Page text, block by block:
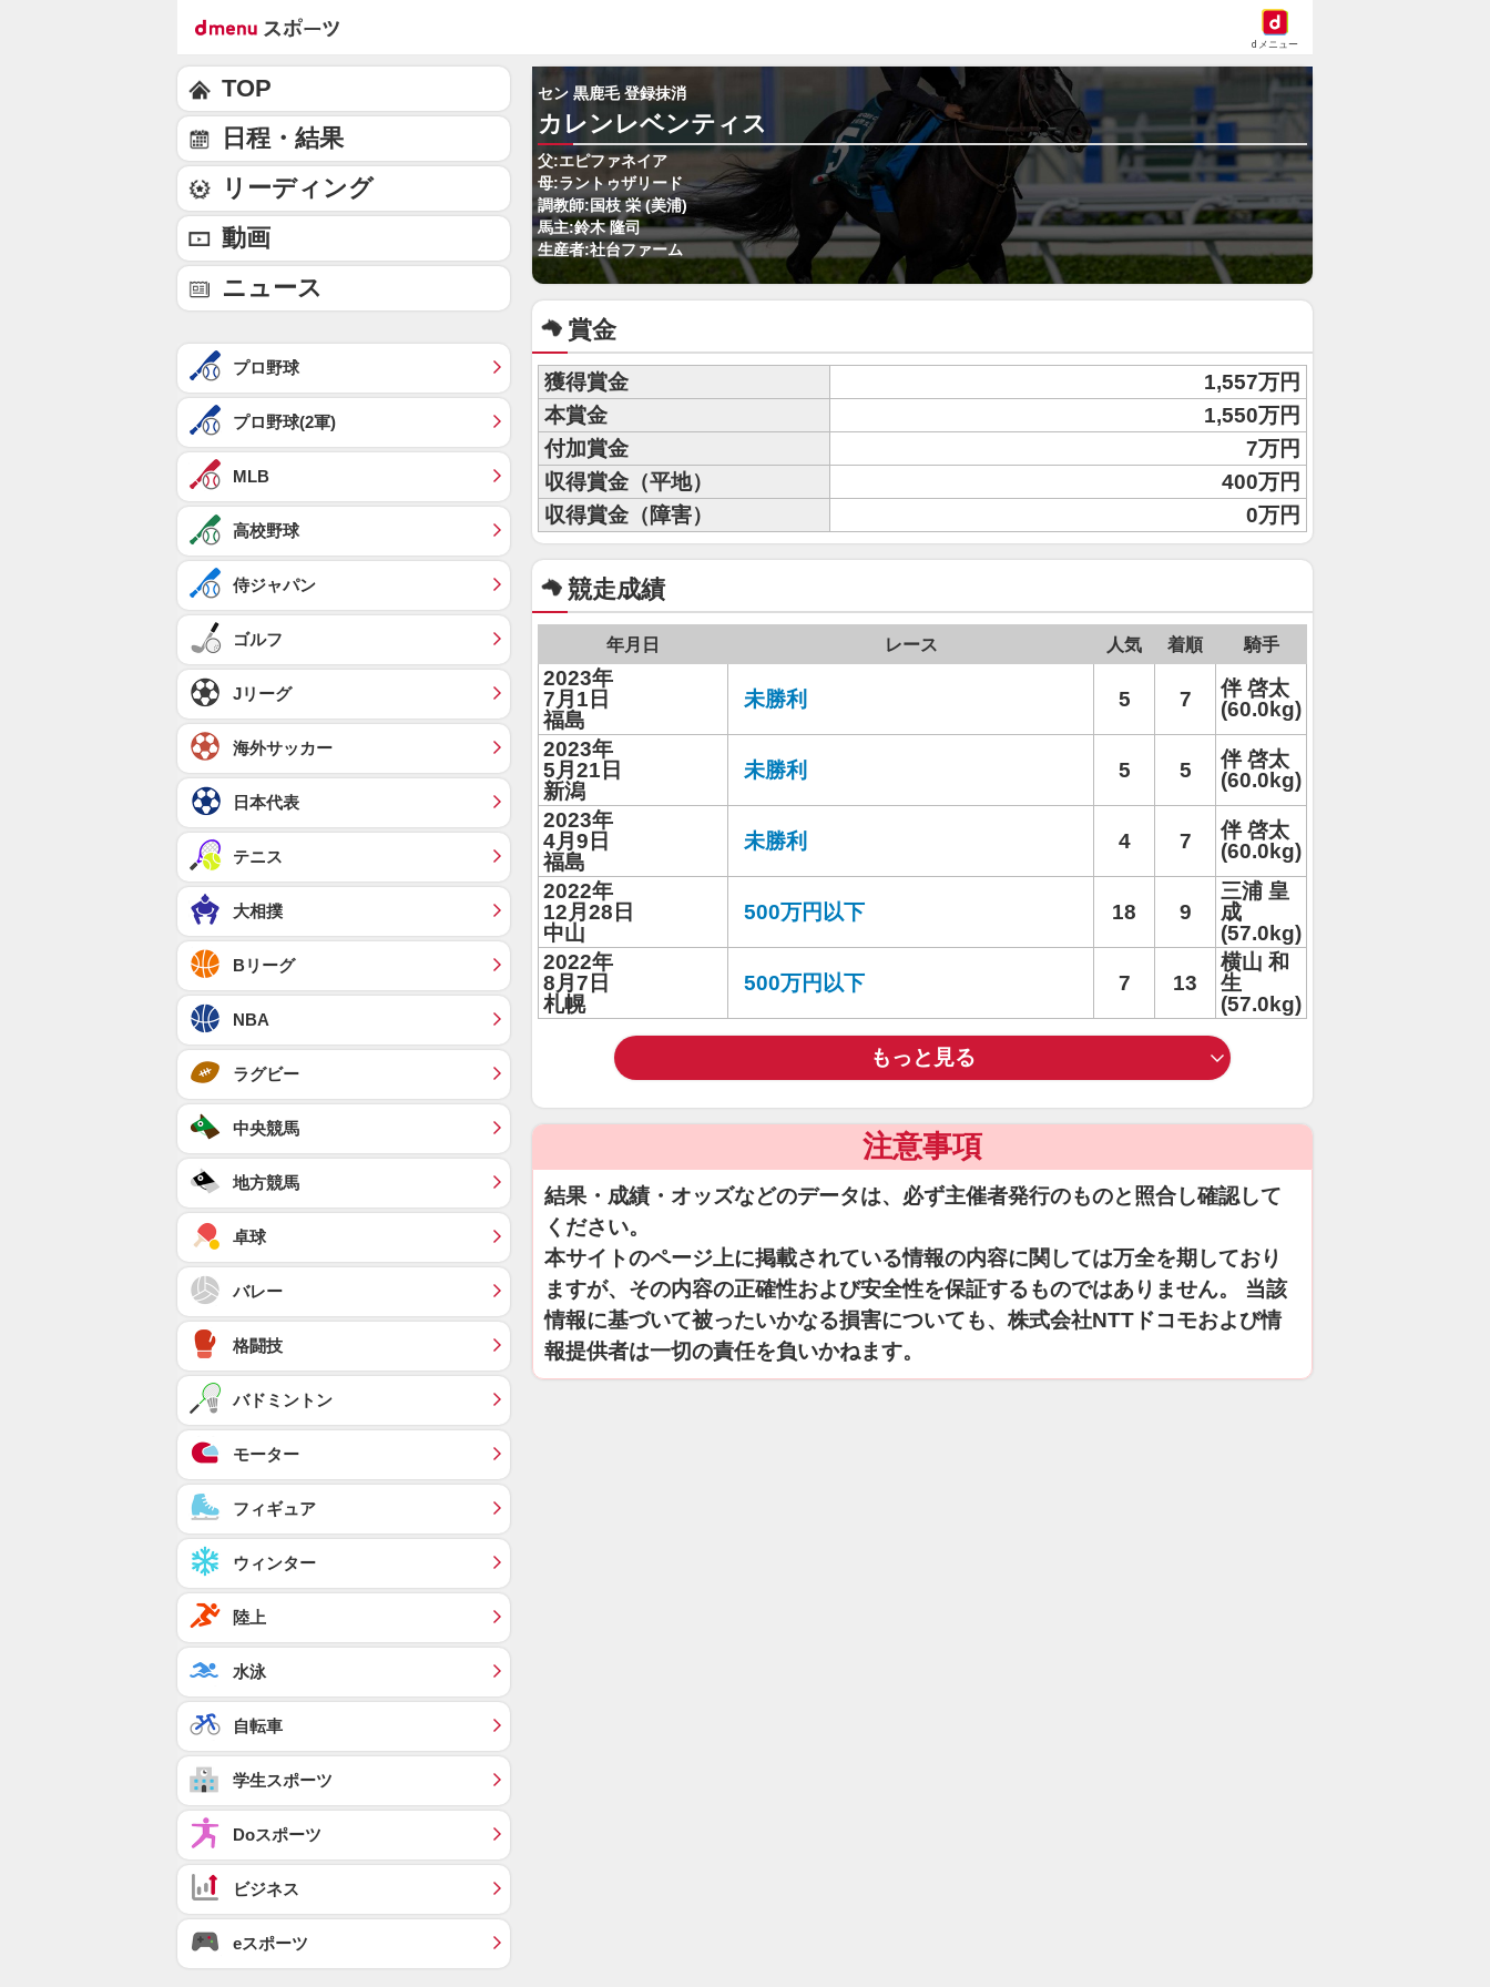
dメニュー
セン 黒鹿毛 登録抹消
カレンレベンティス
父:エピファネイア
母:ラントゥザリード
調教師:国枝 栄 (美浦)
馬主:鈴木 隆司
生産者:社台ファーム
賞金
獲得賞金
1,557万円
本賞金
1,550万円
付加賞金
7万円
収得賞金（平地）
400万円
収得賞金（障害）
0万円
競走成績
年月日 レース 人気 着順 騎手
2023年
7月1日
福島
未勝利 5 7
伴 啓太
(60.0kg)
2023年
5月21日
新潟
未勝利 5 5
伴 啓太
(60.0kg)
2023年
4月9日
福島
未勝利 4 7
伴 啓太
(60.0kg)
2022年
12月28日
中山
500万円以下 18 9
三浦 皇
成
(57.0kg)
2022年
8月7日
札幌
500万円以下 7 13
横山 和
生
(57.0kg)
もっと見る
注意事項
結果・成績・オッズなどのデータは、必ず主催者発行のものと照合し確認して
ください。
本サイトのページ上に掲載されている情報の内容に関しては万全を期しており
ますが、その内容の正確性および安全性を保証するものではありません。 当該
情報に基づいて被ったいかなる損害についても、株式会社NTTドコモおよび情
報提供者は一切の責任を負いかねます。
TOP
日程・結果
リーディング
動画
ニュース
プロ野球
プロ野球(2軍)
MLB
高校野球
侍ジャパン
ゴルフ
Jリーグ
海外サッカー
日本代表
テニス
大相撲
Bリーグ
NBA
ラグビー
中央競馬
地方競馬
卓球
バレー
格闘技
バドミントン
モーター
フィギュア
ウィンター
陸上
水泳
自転車
学生スポーツ
Doスポーツ
ビジネス
eスポーツ